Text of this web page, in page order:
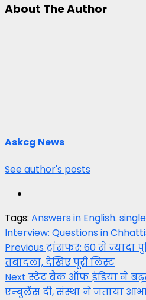
About The Author
Askcg News
See author's posts
Tags: Answers in English.
Interview: Questions in
Post
navigation
Previousट्रांसफर: 60 से ज्यादा
तबादला, देखिए पूरी लिस्ट
Next स्टेट बैंक ऑफ इंडिया ने
एम्बुलेंस दी, संस्था ने जताया